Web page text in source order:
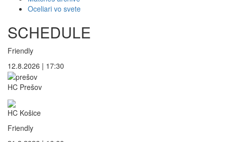
Oceliari vo svete
SCHEDULE
Friendly
12.8.2026 | 17:30
HC Prešov
HC Košice
Friendly